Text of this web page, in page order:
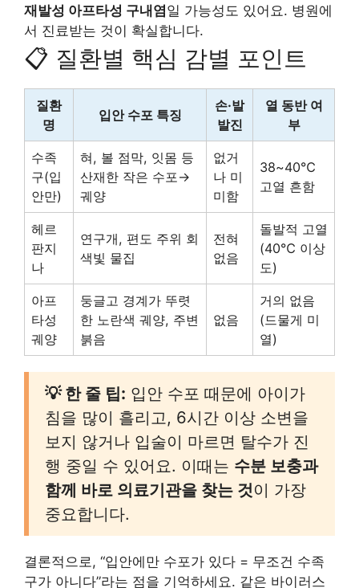
재발성 아프타성 구내염일 가능성도 있어요. 병원에
서 진료받는 것이 확실합니다.
📋 질환별 핵심 감별 포인트
질환
명
입안 수포 특징
손·발
발진
열 동반 여
부
수족
구(입
안만)
혀, 볼 점막, 잇몸 등
산재한 작은 수포→
궤양
없거
나 미
미함
38~40℃
고열 흔함
헤르
판지
나
연구개, 편도 주위 회
색빛 물집
전혀
없음
돌발적 고열
(40℃ 이상
도)
아프
타성
궤양
둥글고 경계가 뚜렷
한 노란색 궤양, 주변
붉음
없음
거의 없음
(드물게 미
열)
💡 한 줄 팁: 입안 수포 때문에 아이가
침을 많이 흘리고, 6시간 이상 소변을
보지 않거나 입술이 마르면 탈수가 진
행 중일 수 있어요. 이때는 수분 보충과
함께 바로 의료기관을 찾는 것이 가장
중요합니다.
결론적으로, “입안에만 수포가 있다 = 무조건 수족
구가 아니다”라는 점을 기억하세요. 같은 바이러스